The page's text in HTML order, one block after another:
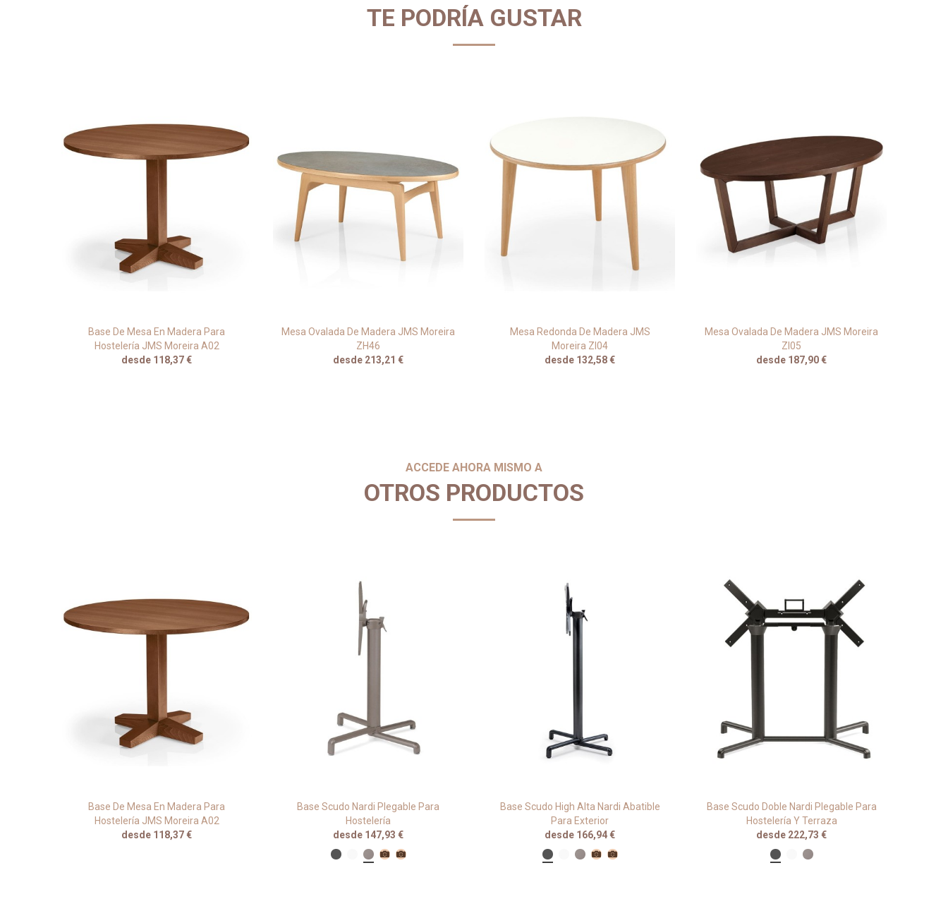
TE PODRÍA GUSTAR
Base De Mesa En Madera Para
Hostelería JMS Moreira A02
desde 118,37 €
Mesa Ovalada De Madera JMS Moreira
ZH46
desde 213,21 €
Mesa Redonda De Madera JMS
Moreira ZI04
desde 132,58 €
Mesa Ovalada De Madera JMS Moreira
ZI05
desde 187,90 €
ACCEDE AHORA MISMO A
OTROS PRODUCTOS
Base De Mesa En Madera Para
Hostelería JMS Moreira A02
desde 118,37 €
Base Scudo Nardi Plegable Para
Hostelería
desde 147,93 €
Base Scudo High Alta Nardi Abatible
Para Exterior
desde 166,94 €
Base Scudo Doble Nardi Plegable Para
Hostelería Y Terraza
desde 222,73 €